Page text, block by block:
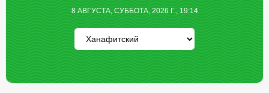
8 АВГУСТА, СУББОТА, 2026 Г., 19:14